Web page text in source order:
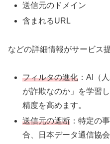
送信元のドメイン
含まれるURL
などの詳細情報がサービス
フィルタの進化 ：AI（
が詐欺なのか」を学習
精度を高めます。
送信元の遮断 ：特定の
合、日本データ通信協